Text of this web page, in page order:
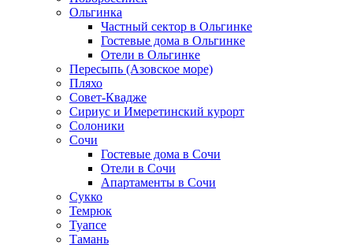
Ольгинка
Частный сектор в Ольгинке
Гостевые дома в Ольгинке
Отели в Ольгинке
Пересыпь (Азовское море)
Пляхо
Совет-Квадже
Сириус и Имеретинский курорт
Солоники
Сочи
Гостевые дома в Сочи
Отели в Сочи
Апартаменты в Сочи
Сукко
Темрюк
Туапсе
Тамань